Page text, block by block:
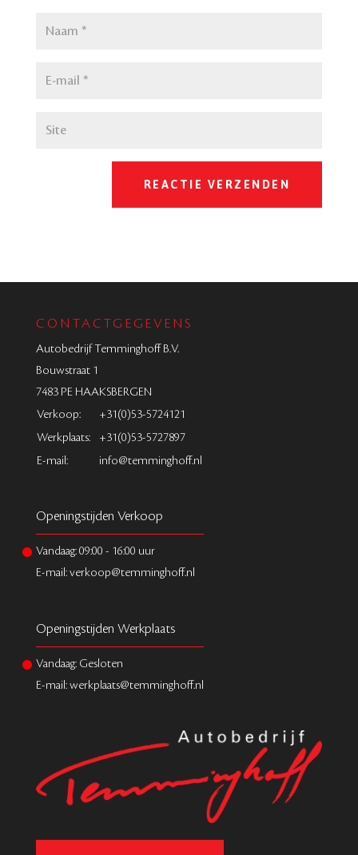
CONTACTGEGEVENS
Autobedrijf Temminghoff B.V.
Bouwstraat 1
7483 PE HAAKSBERGEN
Verkoop:
+31(0)53-5724121
Werkplaats:
+31(0)53-5727897
E-mail:
info@temminghoff.nl
Openingstijden Verkoop
Vandaag:09:00 - 16:00 uur
E-mail: verkoop@temminghoff.nl
Openingstijden Werkplaats
Vandaag: Gesloten
E-mail: werkplaats@temminghoff.nl